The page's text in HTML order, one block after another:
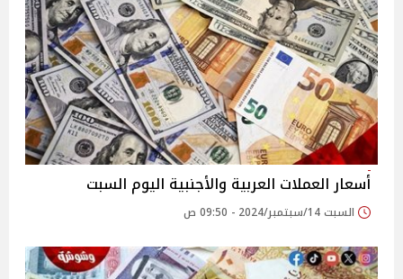
أسعار العملات العربية والأجنبية اليوم السبت
السبت 14/سبتمبر/2024 - 09:50 ص